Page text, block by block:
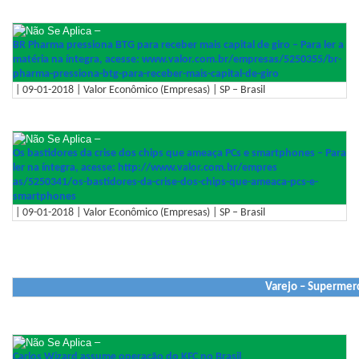
–
BR Pharma pressiona BTG para receber mais capital de giro – Para ler a
matéria na íntegra, acesse: www.valor.com.br/empresas/5250355/br-
pharma-pressiona-btg-para-receber-mais-capital-de-giro
| 09-01-2018 | Valor Econômico (Empresas) | SP – Brasil
–
Os bastidores da crise dos chips que ameaça PCs e smartphones – Para
ler na íntegra, acesse: http://www.valor.com.br/empres
as/5250341/os-bastidores-da-crise-dos-chips-que-ameaca-pcs-e-
smartphones
| 09-01-2018 | Valor Econômico (Empresas) | SP – Brasil
Varejo –
–